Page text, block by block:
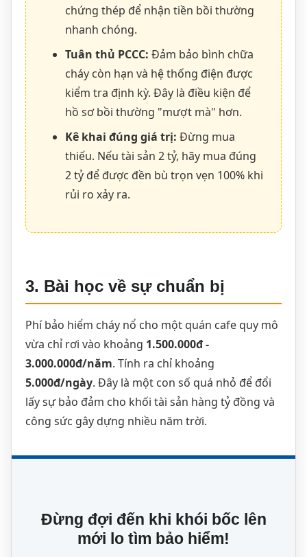
chứng thép để nhận tiền bồi thường
nhanh chóng.
Tuân thủ PCCC: Đảm bảo bình chữa
cháy còn hạn và hệ thống điện được
kiểm tra định kỳ. Đây là điều kiện để
hồ sơ bồi thường "mượt mà" hơn.
Kê khai đúng giá trị: Đừng mua
thiếu. Nếu tài sản 2 tỷ, hãy mua đúng
2 tỷ để được đền bù trọn vẹn 100% khi
rủi ro xảy ra.
3. Bài học về sự chuẩn bị
Phí bảo hiểm cháy nổ cho một quán cafe quy mô
vừa chỉ rơi vào khoảng 1.500.000đ -
3.000.000đ/năm. Tính ra chỉ khoảng
5.000đ/ngày. Đây là một con số quá nhỏ để đổi
lấy sự bảo đảm cho khối tài sản hàng tỷ đồng và
công sức gây dựng nhiều năm trời.
Đừng đợi đến khi khói bốc lên
mới lo tìm bảo hiểm!